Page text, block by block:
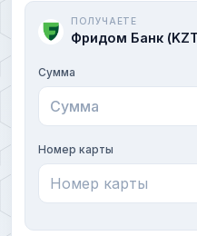
ПОЛУЧАЕТЕ
Фридом Банк
Сумма
Номер карты